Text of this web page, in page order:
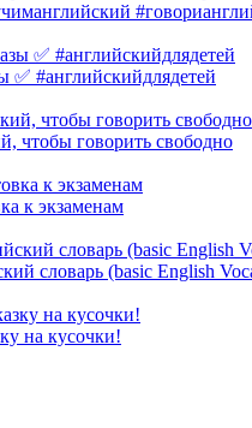
#английскийдлядетей
чтобы говорить свободно
к экзаменам
словарь (basic English
на кусочки!